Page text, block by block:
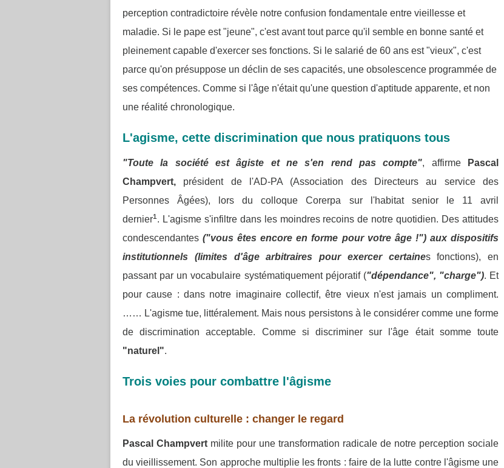
perception contradictoire révèle notre confusion fondamentale entre vieillesse et
maladie. Si le pape est "jeune", c'est avant tout parce qu'il semble en bonne santé et
pleinement capable d'exercer ses fonctions. Si le salarié de 60 ans est "vieux", c'est
parce qu'on présuppose un déclin de ses capacités, une obsolescence programmée de
ses compétences. Comme si l'âge n'était qu'une question d'aptitude apparente, et non
une réalité chronologique.
L'agisme, cette discrimination que nous pratiquons tous
"Toute la société est âgiste et ne s'en rend pas compte", affirme
Pascal
Champvert, président de l'AD-PA (Association des Directeurs au service des
Personnes Âgées), lors du colloque Corerpa sur l'habitat senior le 11 avril
dernier¹. L'agisme s'infiltre dans les moindres recoins de notre quotidien. Des attitudes
condescendantes("vous êtes encore en forme pour votre âge !") aux dispositifs
institutionnels (limites d'âge arbitraires pour exercer certaines fonctions), en
passant par un vocabulaire systématiquement péjoratif ("dépendance", "charge"). Et
pour cause : dans notre imaginaire collectif, être vieux n'est jamais un compliment.
…… L'agisme tue, littéralement. Mais nous persistons à le considérer comme une forme
de discrimination acceptable. Comme si discriminer sur l'âge était somme toute
"naturel".
Trois voies pour combattre l'âgisme
La révolution culturelle : changer le regard
Pascal Champvert milite pour une transformation radicale de notre perception sociale
du vieillissement. Son approche multiplie les fronts : faire de la lutte contre l'âgisme une